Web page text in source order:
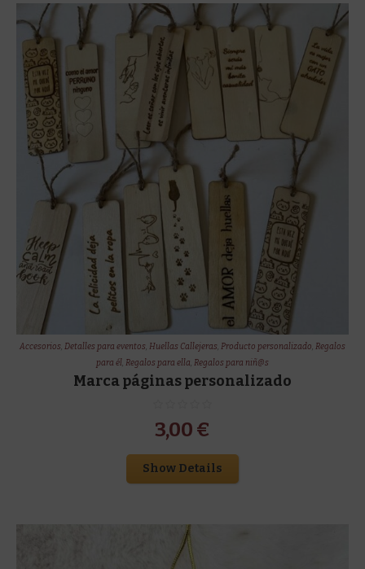
Accesorios, Detalles para eventos, Huellas Callejeras, Producto personalizado, Regalos
para él, Regalos para ella, Regalos para niñ@s
Marca páginas personalizado
3,00 €
Show Details